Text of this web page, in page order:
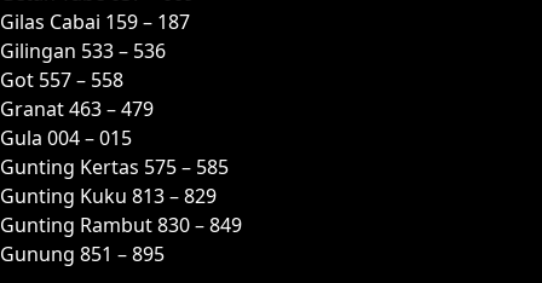
Gilas Cabai 159 – 187
Gilingan 533 – 536
Got 557 – 558
Granat 463 – 479
Gula 004 – 015
Gunting Kertas 575 – 585
Gunting Kuku 813 – 829
Gunting Rambut 830 – 849
Gunung 851 – 895